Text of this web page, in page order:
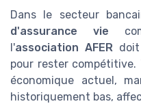
Dans le secteur
d'assurance vie
l'association AFER
pour rester compétitive.
économique actuel,
historiquement bas,